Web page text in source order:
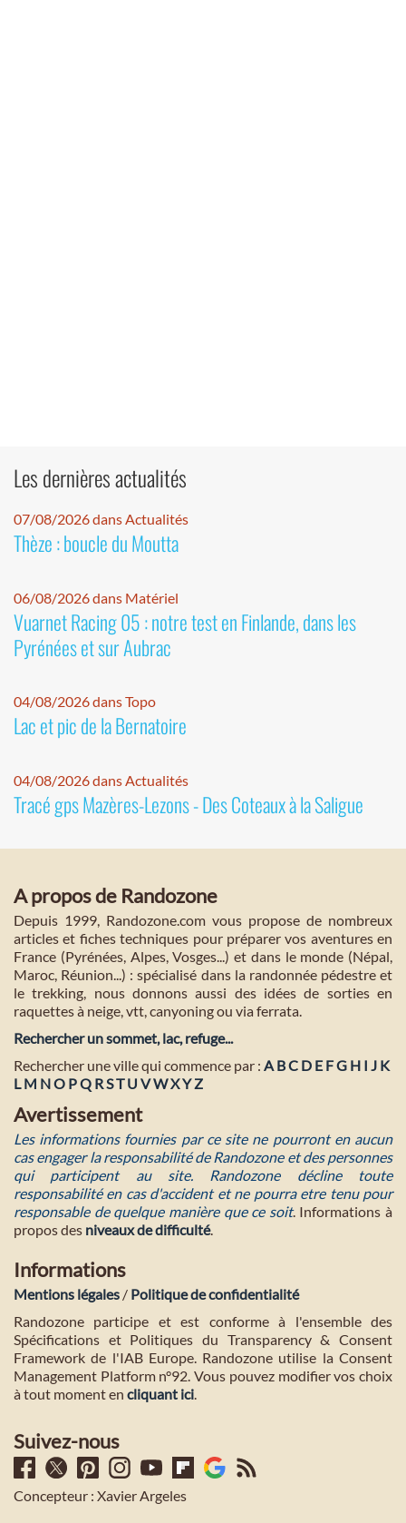
Les dernières actualités
07/08/2026 dans Actualités
Thèze : boucle du Moutta
06/08/2026 dans Matériel
Vuarnet Racing 05 : notre test en Finlande, dans les
Pyrénées et sur Aubrac
04/08/2026 dans Topo
Lac et pic de la Bernatoire
04/08/2026 dans Actualités
Tracé gps Mazères-Lezons - Des Coteaux à la Saligue
A propos de Randozone
Depuis 1999, Randozone.com vous propose de nombreux
articles et fiches techniques pour préparer vos aventures en
France (Pyrénées, Alpes, Vosges...) et dans le monde (Népal,
Maroc, Réunion...) : spécialisé dans la randonnée pédestre et
le trekking, nous donnons aussi des idées de sorties en
raquettes à neige, vtt, canyoning ou via ferrata.
Rechercher un sommet, lac, refuge...
Rechercher une ville qui commence par : A BC D E FG H I J K
L M NO PQ R ST U VWXY Z
Avertissement
Les informations fournies par ce site ne pourront en aucun
cas engager la responsabilité de Randozone et des personnes
qui participent au site. Randozone décline toute
responsabilité en cas d'accident et ne pourra etre tenu pour
responsable de quelque manière que ce soit. Informations à
propos des niveaux de difficulté.
Informations
Mentions légales / Politique de confidentialité
Randozone participe et est conforme à l'ensemble des
Spécifications et Politiques du Transparency & Consent
Framework de l'IAB Europe. Randozone utilise la Consent
Management Platform n°92. Vous pouvez modifier vos choix
à tout moment en cliquant ici
Suivez-nous
Concepteur : Xavier Argeles